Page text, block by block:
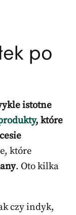
po
istotne
, które
które
. Oto kilka
czy indyk,